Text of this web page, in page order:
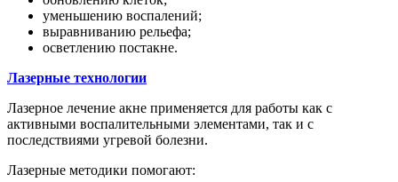
уменьшению воспалений;
выравниванию рельефа;
осветлению постакне.
Лазерные технологии
Лазерное лечение акне применяется для работы как с
активными воспалительными элементами, так и с
последствиями угревой болезни.
Лазерные методики помогают: